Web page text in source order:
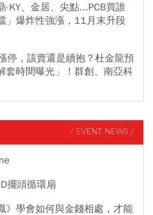
-KY、金居、尖點...PCB買誰
」爆炸性強漲，11月末升段
停，該賣還是續抱？杜金龍預
套時間曝光」！群創、南亞科
/ EVENT NEWS /
擺頭循環扇
》學會如何與金錢相處，才能